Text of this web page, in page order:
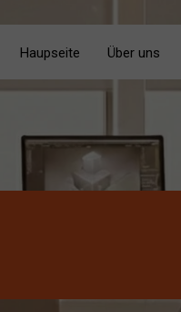
Haupseite Über uns